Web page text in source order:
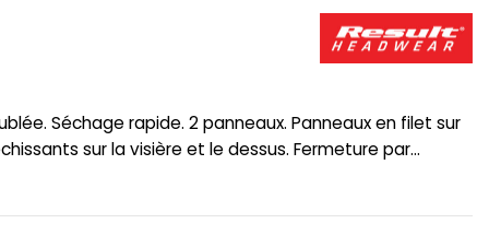
SOUS-VETEMENTS
SPORT
SO DENIM
SPIRO
sur la visière et le dessus. Fermeture par